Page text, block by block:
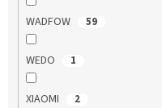
WADFOW 59
WEDO 1
XIAOMI 2